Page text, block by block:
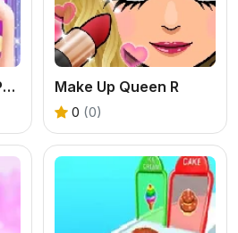
Superstar Makeup Party Make Up Queen R
0 (0)